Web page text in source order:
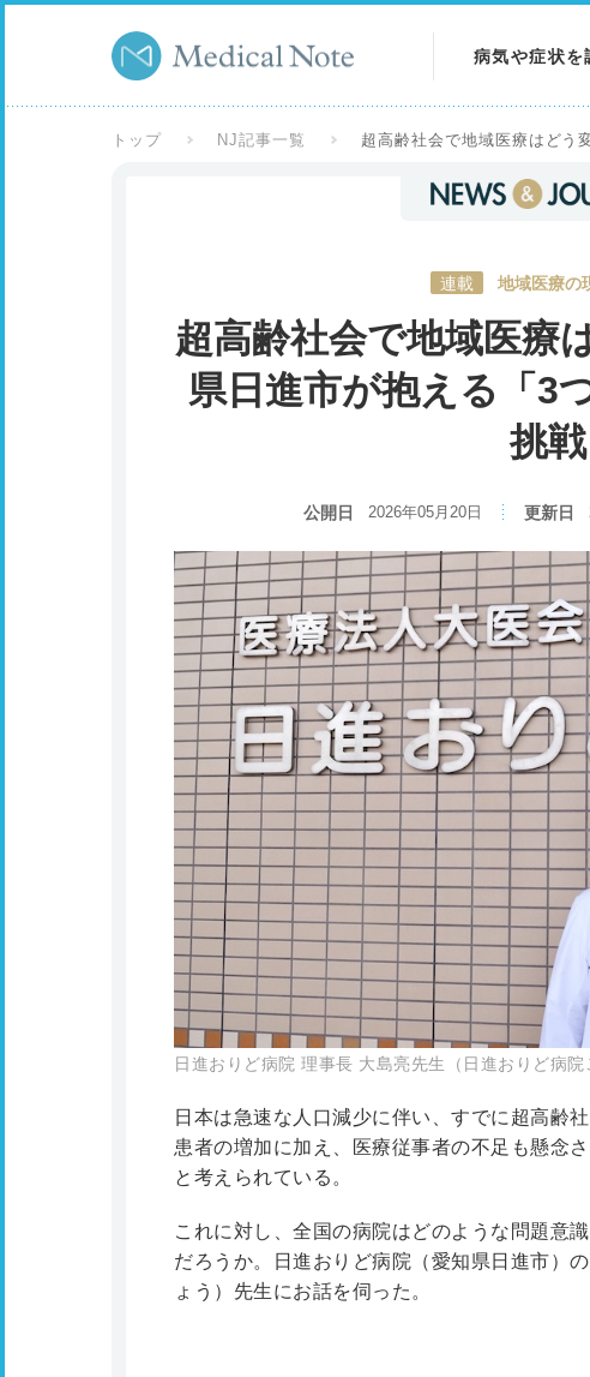
病気や症状を
症状を調べる
トップ NJ記事一覧 超高齢社会で地域医療はどう
連載 地域医療の
超高齢社会で地域医療
県日進市が抱える「3
挑戦
公開日 2026年05月20日 更新日
日進おりど病院 理事長 大島亮先生（日進おりど病院
日本は急速な人口減少に伴い、すでに超高齢
患者の増加に加え、医療従事者の不足も懸念
と考えられている。
これに対し、全国の病院はどのような問題意
だろうか。日進おりど病院（愛知県日進市）
ょう）先生にお話を伺った。